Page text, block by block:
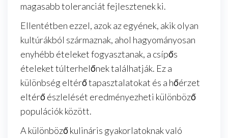
magasabb toleranciát fejlesztenek ki.
Ellentétben ezzel, azok az egyének, akik olyan
kultúrákból származnak, ahol hagyományosan
enyhébb ételeket fogyasztanak, a csípős
ételeket túlterhelőnek találhatják. Ez a
különbség eltérő tapasztalatokat és a hőérzet
eltérő észlelését eredményezheti különböző
populációk között.
A különböző kulináris gyakorlatoknak való